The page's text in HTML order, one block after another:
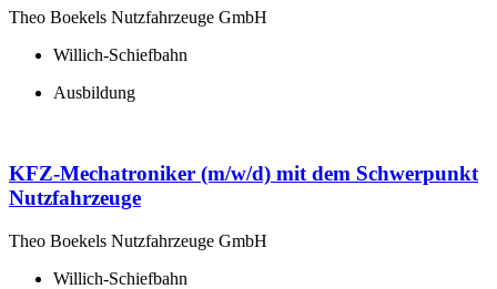
Theo Boekels Nutzfahrzeuge GmbH
Willich-Schiefbahn
Ausbildung
KFZ-Mechatroniker (m/w/d) mit dem Schwerpunkt
Nutzfahrzeuge
Theo Boekels Nutzfahrzeuge GmbH
Willich-Schiefbahn